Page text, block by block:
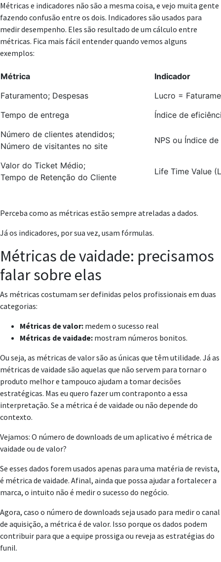
Métricas e indicadores não são a mesma coisa, e vejo muita gente
fazendo confusão entre os dois. Indicadores são usados para
medir desempenho. Eles são resultado de um cálculo entre
métricas. Fica mais fácil entender quando vemos alguns
exemplos:
Métrica
Indicador
Faturamento; Despesas
Lucro =
Tempo de entrega
Índice de
Número de clientes atendidos;
Número de visitantes no site
NPS ou Índice
Valor do Ticket Médio;
Tempo de Retenção do Cliente
Life Time Value
Perceba como as métricas estão sempre atreladas a dados.
Já os indicadores, por sua vez, usam fórmulas.
Métricas de vaidade: precisamos
falar sobre elas
As métricas costumam ser definidas pelos profissionais em duas
categorias:
Métricas de valor: medem o sucesso real
Métricas de vaidade: mostram números bonitos.
Ou seja, as métricas de valor são as únicas que têm utilidade. Já as
métricas de vaidade são aquelas que não servem para tornar o
produto melhor e tampouco ajudam a tomar decisões
estratégicas. Mas eu quero fazer um contraponto a essa
interpretação. Se a métrica é de vaidade ou não depende do
contexto.
Vejamos: O número de downloads de um aplicativo é métrica de
vaidade ou de valor?
Se esses dados forem usados apenas para uma matéria de revista,
é métrica de vaidade. Afinal, ainda que possa ajudar a fortalecer a
marca, o intuito não é medir o sucesso do negócio.
Agora, caso o número de downloads seja usado para medir o canal
de aquisição, a métrica é de valor. Isso porque os dados podem
contribuir para que a equipe prossiga ou reveja as estratégias do
funil.